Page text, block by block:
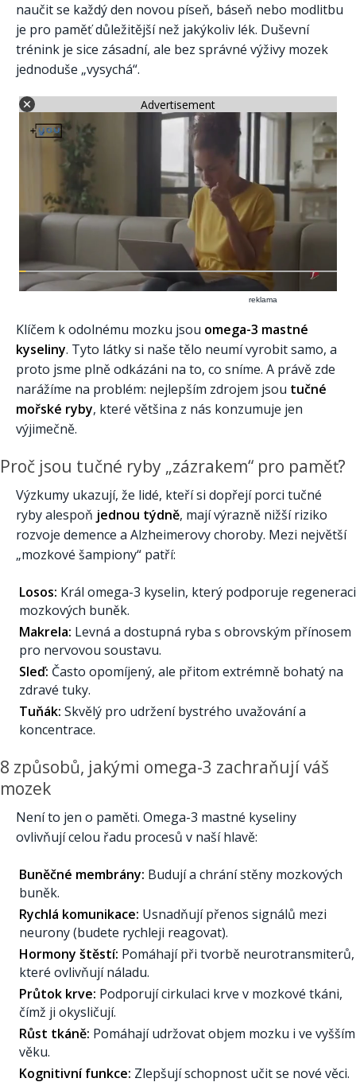
naučit se každý den novou píseň, báseň nebo modlitbu
je pro paměť důležitější než jakýkoliv lék. Duševní
trénink je sice zásadní, ale bez správné výživy mozek
jednoduše „vysychá“.
Advertisement
reklama
Klíčem k odolnému mozku jsou omega-3 mastné
kyseliny. Tyto látky si naše tělo neumí vyrobit samo, a
proto jsme plně odkázáni na to, co sníme. A právě zde
narážíme na problém: nejlepším zdrojem jsou tučné
mořské ryby, které většina z nás konzumuje jen
výjimečně.
Proč jsou tučné ryby „zázrakem“ pro paměť?
Výzkumy ukazují, že lidé, kteří si dopřejí porci tučné
ryby alespoň jednou týdně, mají výrazně nižší riziko
rozvoje demence a Alzheimerovy choroby. Mezi největší
„mozkové šampiony“ patří:
Losos: Král omega-3 kyselin, který podporuje regeneraci
mozkových buněk.
Makrela: Levná a dostupná ryba s obrovským přínosem
pro nervovou soustavu.
Sleď: Často opomíjený, ale přitom extrémně bohatý na
zdravé tuky.
Tuňák: Skvělý pro udržení bystrého uvažování a
koncentrace.
8 způsobů, jakými omega-3 zachraňují váš
mozek
Není to jen o paměti. Omega-3 mastné kyseliny
ovlivňují celou řadu procesů v naší hlavě:
Buněčné membrány: Budují a chrání stěny mozkových
buněk.
Rychlá komunikace: Usnadňují přenos signálů mezi
neurony (budete rychleji reagovat).
Hormony štěstí: Pomáhají při tvorbě neurotransmiterů,
které ovlivňují náladu.
Průtok krve: Podporují cirkulaci krve v mozkové tkáni,
čímž ji okysličují.
Růst tkáně: Pomáhají udržovat objem mozku i ve vyšším
věku.
Kognitivní funkce: Zlepšují schopnost učit se nové věci.